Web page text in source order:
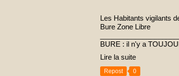
Les Habitants vigilants
Bure Zone Libre
BURE : il n'y a
Lire la suite
Repost 0